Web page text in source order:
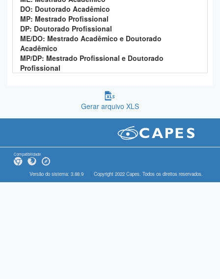
DO: Doutorado Acadêmico
MP: Mestrado Profissional
DP: Doutorado Profissional
ME/DO: Mestrado Acadêmico e Doutorado
Acadêmico
MP/DP: Mestrado Profissional e Doutorado
Profissional
Gerar arquivo XLS
Compatibilidade
Versão do sistema: 3.88.9 Copyright 2022 Capes. Todos os direitos reservados.